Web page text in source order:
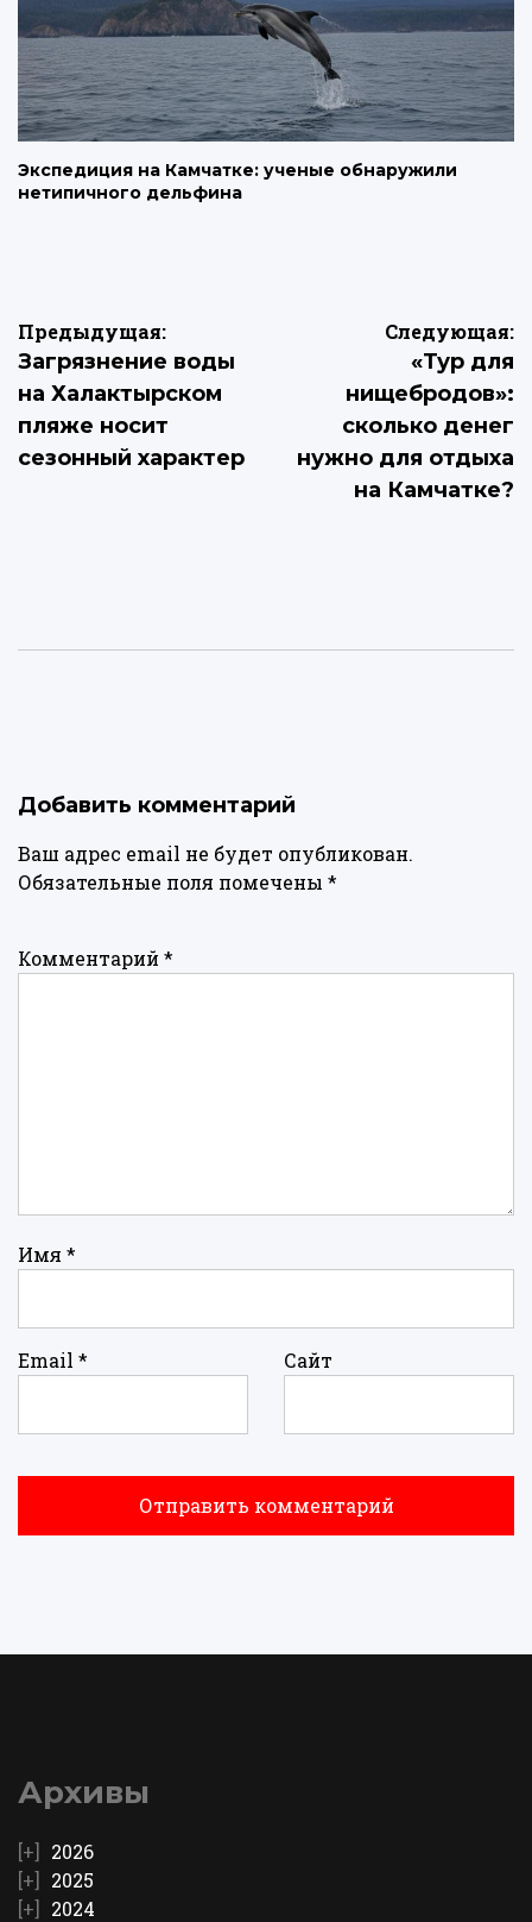
Экспедиция на Камчатке: ученые обнаружили
нетипичного дельфина
Навигация
по
записям
Предыдущая:
Загрязнение воды
на Халактырском
пляже носит
сезонный характер
Следующая:
«Тур для
нищебродов»:
сколько денег
нужно для отдыха
на Камчатке?
Добавить комментарий
Ваш адрес email не будет опубликован.
Обязательные поля помечены *
Комментарий *
Имя *
Email * Сайт
Архивы
2026
2025
2024